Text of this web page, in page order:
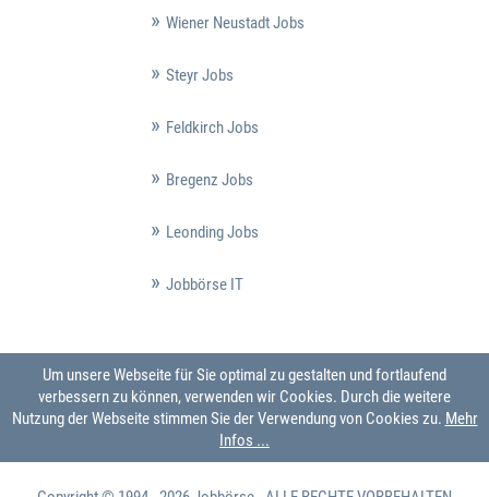
Wiener Neustadt Jobs
Steyr Jobs
Feldkirch Jobs
Bregenz Jobs
Leonding Jobs
Jobbörse IT
Um unsere Webseite für Sie optimal zu gestalten und fortlaufend
verbessern zu können, verwenden wir Cookies. Durch die weitere
Nutzung der Webseite stimmen Sie der Verwendung von Cookies zu. Mehr
Infos ...